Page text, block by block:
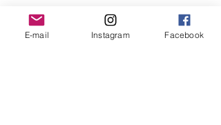
E-mail Instagram Facebook